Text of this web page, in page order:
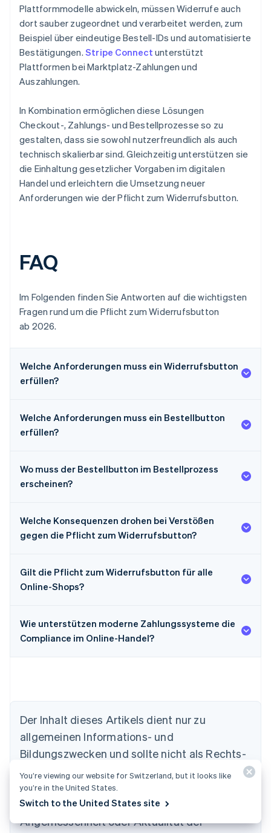
Plattformmodelle abwickeln, müssen Widerrufe auch
dort sauber zugeordnet und verarbeitet werden, zum
Beispiel über eindeutige Bestell-IDs und automatisierte
Bestätigungen. Stripe Connect unterstützt
Plattformen bei Marktplatz-Zahlungen und
Auszahlungen.
In Kombination ermöglichen diese Lösungen
Checkout-, Zahlungs- und Bestellprozesse so zu
gestalten, dass sie sowohl nutzerfreundlich als auch
technisch skalierbar sind. Gleichzeitig unterstützen sie
die Einhaltung gesetzlicher Vorgaben im digitalen
Handel und erleichtern die Umsetzung neuer
Anforderungen wie der Pflicht zum Widerrufsbutton.
FAQ
Im Folgenden finden Sie Antworten auf die wichtigsten
Fragen rund um die Pflicht zum Widerrufsbutton
ab 2026.
Welche Anforderungen muss ein Widerrufsbutton
erfüllen?
Welche Anforderungen muss ein Bestellbutton
erfüllen?
Wo muss der Bestellbutton im Bestellprozess
erscheinen?
Welche Konsequenzen drohen bei Verstößen
gegen die Pflicht zum Widerrufsbutton?
Gilt die Pflicht zum Widerrufsbutton für alle
Online-Shops?
Wie unterstützen moderne Zahlungssysteme die
Compliance im Online-Handel?
Der Inhalt dieses Artikels dient nur zu
allgemeinen Informations- und
Bildungszwecken und sollte nicht als Rechts-
oder Steuerberatung interpretiert werden.
Stripe übernimmt keine Gewähr oder Garantie
für die Richtigkeit, Vollständigkeit,
Angemessenheit oder Aktualität der
Australien
Belgien
NederlandsFrançaisDeutsch
Brasilien
Bulgarien
You’re viewing our website for Switzerland, but it looks like
you’re in the United States.
Switch to the United States site